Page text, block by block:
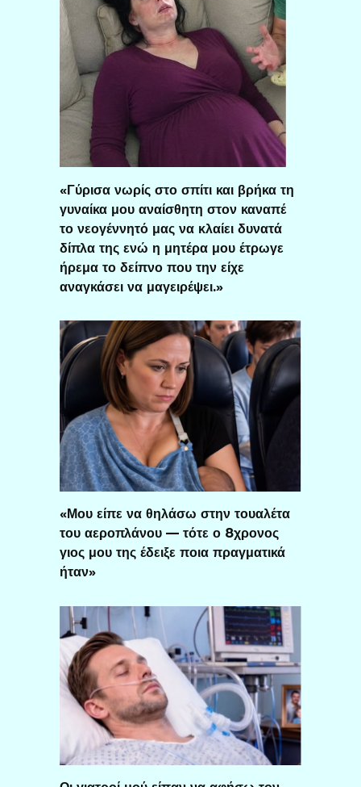
«Γύρισα νωρίς στο σπίτι και βρήκα τη
γυναίκα μου αναίσθητη στον καναπέ
το νεογέννητό μας να κλαίει δυνατά
δίπλα της ενώ η μητέρα μου έτρωγε
ήρεμα το δείπνο που την είχε
αναγκάσει να μαγειρέψει.»
«Μου είπε να θηλάσω στην τουαλέτα
του αεροπλάνου — τότε ο 8χρονος
γιος μου της έδειξε ποια πραγματικά
ήταν»